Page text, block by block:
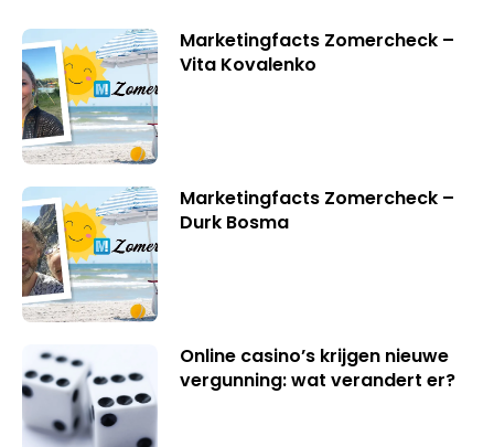
Marketingfacts Zomercheck –
Vita Kovalenko
Marketingfacts Zomercheck –
Durk Bosma
Online casino’s krijgen nieuwe
vergunning: wat verandert er?